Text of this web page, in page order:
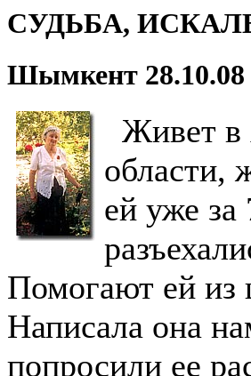
СУДЬБА,
Шымкент 28.10.08
Живет в
области,
ей уже
Помогают ей из
Написала она
попросили ее